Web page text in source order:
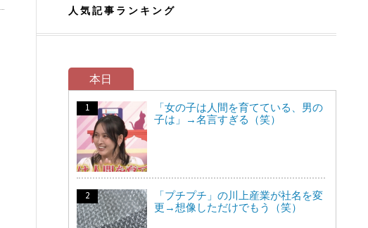
人気記事ランキング
本日
「女の子は人間を育てている、男の
子は」→名言すぎる（笑）
「プチプチ」の川上産業が社名を変
更→想像しただけでもう（笑）